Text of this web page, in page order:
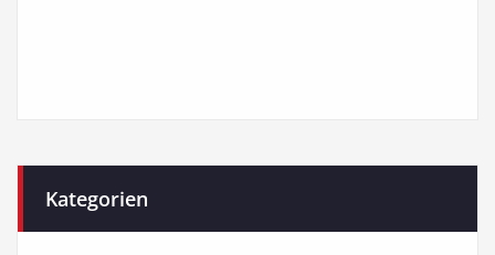
Kategorien